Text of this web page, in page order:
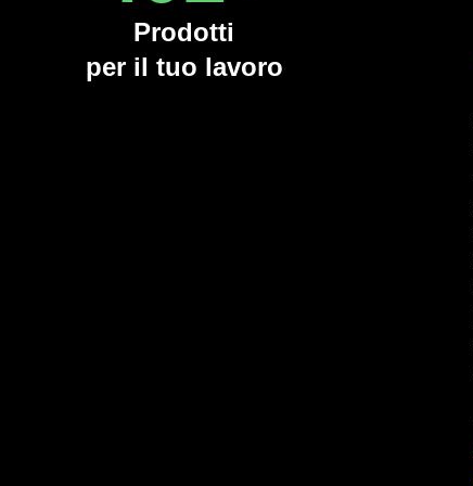
Prodotti
per il tuo lavoro